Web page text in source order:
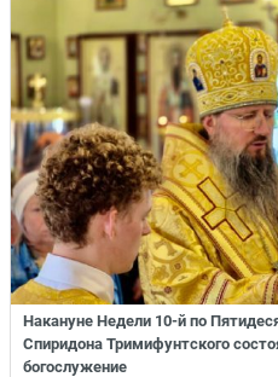
Накануне Недели 10-й по
Спиридона Тримифунтского
богослужение